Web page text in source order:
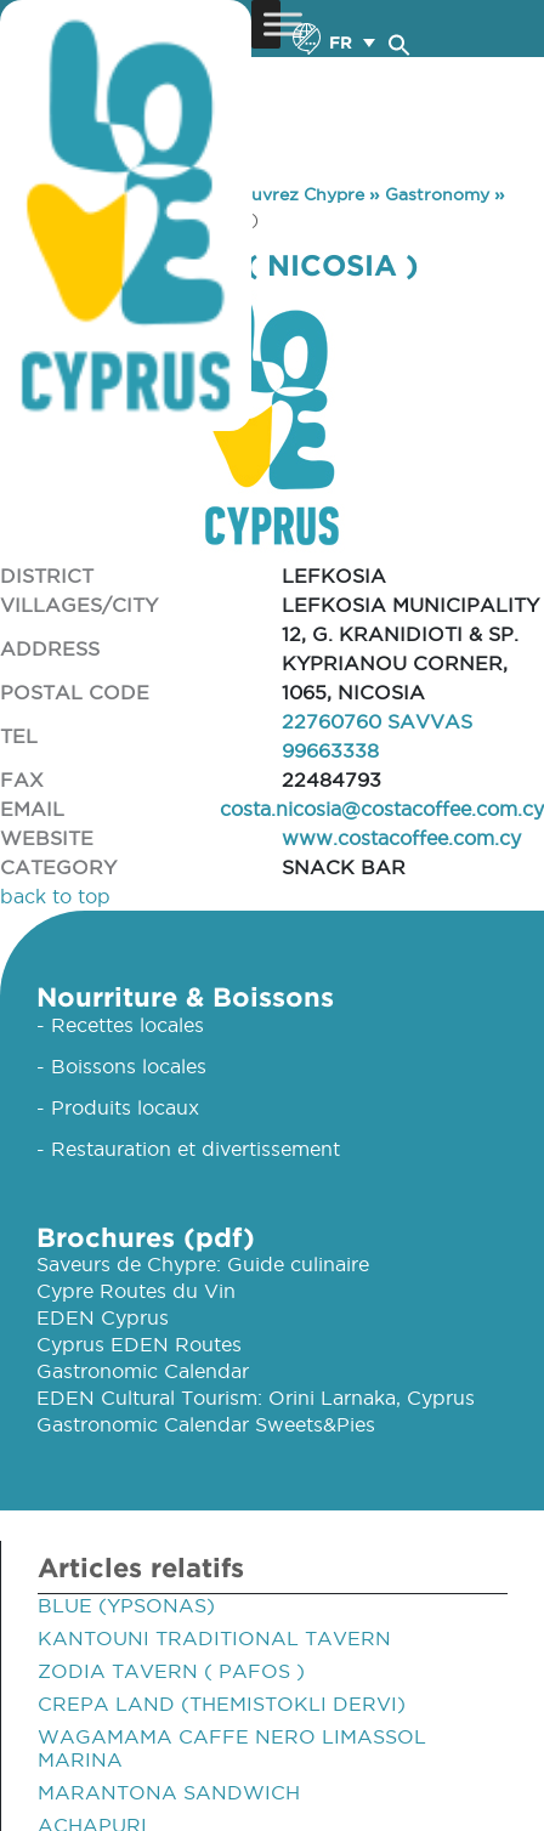
FR
You are here: Home »Découvrez Chypre» Gastronomy»
COSTA COFFEE ( NICOSIA )
COSTA COFFEE ( NICOSIA )
DISTRICT
LEFKOSIA
VILLAGES/CITY
LEFKOSIA MUNICIPALITY
ADDRESS
12, G. KRANIDIOTI & SP.
KYPRIANOU CORNER,
POSTAL CODE
1065, NICOSIA
TEL
22760760 SAVVAS
99663338
FAX
22484793
EMAIL
costa.nicosia@costacoffee.com.cy
WEBSITE
www.costacoffee.com.cy
CATEGORY
SNACK BAR
back to top
Nourriture & Boissons
- Recettes locales
- Boissons locales
- Produits locaux
- Restauration et divertissement
Brochures (pdf)
Saveurs de Chypre: Guide culinaire
Cypre Routes du Vin
EDEN Cyprus
Cyprus EDEN Routes
Gastronomic Calendar
EDEN Cultural Tourism: Orini Larnaka, Cyprus
Gastronomic Calendar Sweets&Pies
Articles relatifs
BLUE (YPSONAS)
KANTOUNI TRADITIONAL TAVERN
ZODIA TAVERN ( PAFOS )
CREPA LAND (THEMISTOKLI DERVI)
WAGAMAMA CAFFE NERO LIMASSOL
MARINA
MARANTONA SANDWICH
ACHAPURI